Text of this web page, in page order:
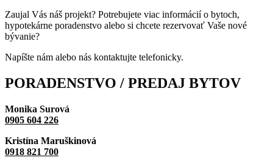
Zaujal Vás náš projekt? Potrebujete viac informácií o bytoch,
hypotekárne poradenstvo alebo si chcete rezervovať Vaše nové
bývanie?
Napíšte nám alebo nás kontaktujte telefonicky.
PORADENSTVO / PREDAJ BYTOV
Monika Surová
0905 604 226
Kristína Maruškinová
0918 821 700